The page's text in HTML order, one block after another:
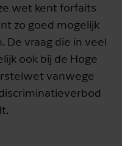
wet kent forfaits
zo goed mogelijk
De vraag die in veel
ook bij de Hoge
vanwege